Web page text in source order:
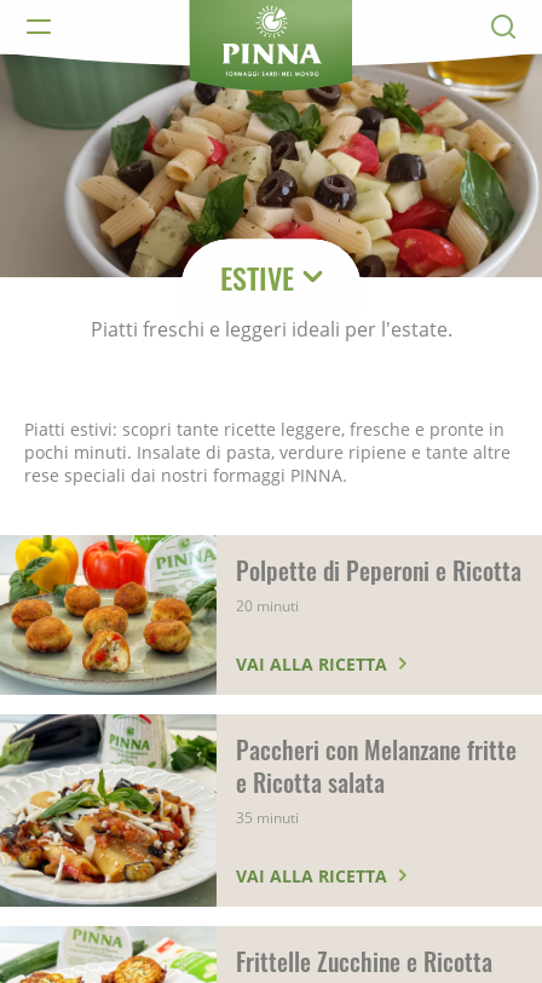
ESTIVE
Piatti freschi e leggeri ideali per l'estate.
Piatti estivi: scopri tante ricette leggere, fresche e pronte in
pochi minuti. Insalate di pasta, verdure ripiene e tante altre
rese speciali dai nostri formaggi PINNA.
Polpette di Peperoni e Ricotta
20 minuti
VAI ALLA RICETTA
Paccheri con Melanzane fritte
e Ricotta salata
35 minuti
VAI ALLA RICETTA
Frittelle Zucchine e Ricotta